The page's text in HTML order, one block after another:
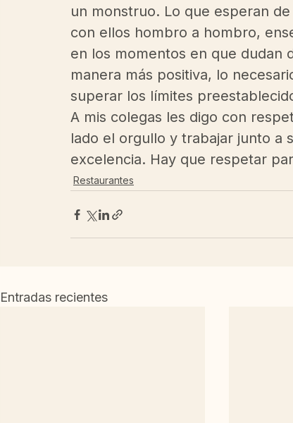
un monstruo. Lo que esperan
con ellos hombro a hombro,
en los momentos en que dudan
manera más positiva, lo
superar los límites
A mis colegas les digo con
lado el orgullo y trabajar junto a
excelencia. Hay que respetar
Restaurantes
Entradas recientes